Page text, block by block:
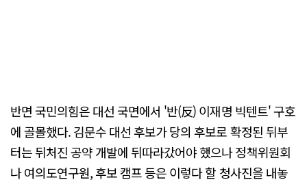
반면 국민의힘은 대선 국면에서 '반(反) 이재명 빅텐트' 구호
에 골몰했다. 김문수 대선 후보가 당의 후보로 확정된 뒤부
터는 뒤처진 공약 개발에 뒤따라갔어야 했으나 정책위원회
나 여의도연구원, 후보 캠프 등은 이렇다 할 청사진을 내놓